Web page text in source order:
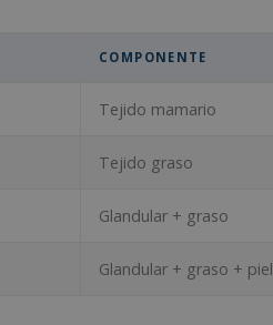
COMPONENTE
Tejido mamario
Tejido graso
Glandular + graso
Glandular + graso + piel